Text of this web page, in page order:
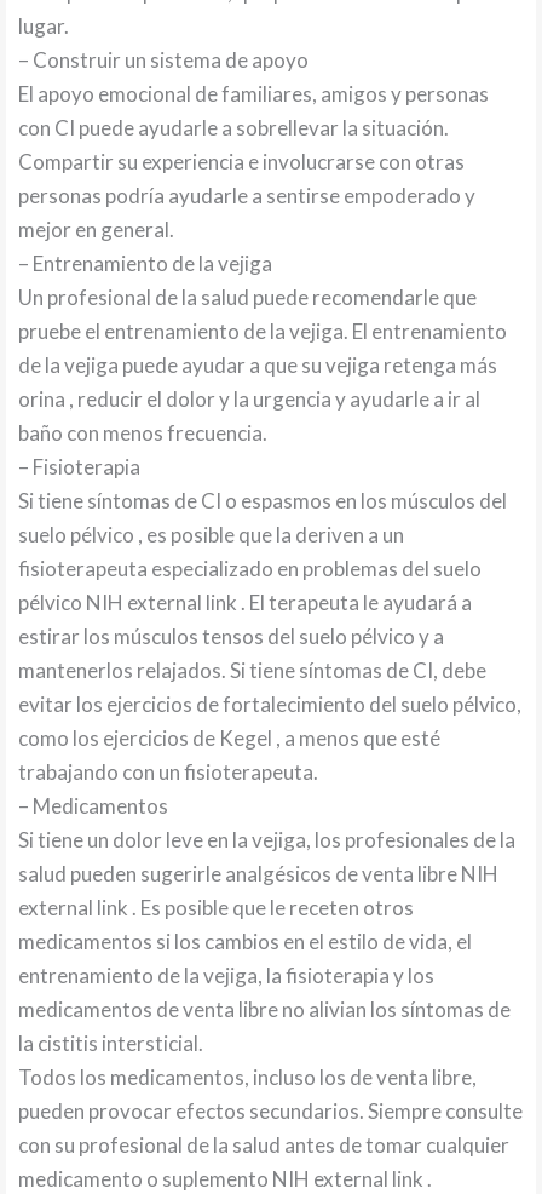
lugar.
– Construir un sistema de apoyo
El apoyo emocional de familiares, amigos y personas
con CI puede ayudarle a sobrellevar la situación.
Compartir su experiencia e involucrarse con otras
personas podría ayudarle a sentirse empoderado y
mejor en general.
– Entrenamiento de la vejiga
Un profesional de la salud puede recomendarle que
pruebe el entrenamiento de la vejiga. El entrenamiento
de la vejiga puede ayudar a que su vejiga retenga más
orina , reducir el dolor y la urgencia y ayudarle a ir al
baño con menos frecuencia.
– Fisioterapia
Si tiene síntomas de CI o espasmos en los músculos del
suelo pélvico , es posible que la deriven a un
fisioterapeuta especializado en problemas del suelo
pélvico NIH external link . El terapeuta le ayudará a
estirar los músculos tensos del suelo pélvico y a
mantenerlos relajados. Si tiene síntomas de CI, debe
evitar los ejercicios de fortalecimiento del suelo pélvico,
como los ejercicios de Kegel , a menos que esté
trabajando con un fisioterapeuta.
– Medicamentos
Si tiene un dolor leve en la vejiga, los profesionales de la
salud pueden sugerirle analgésicos de venta libre NIH
external link . Es posible que le receten otros
medicamentos si los cambios en el estilo de vida, el
entrenamiento de la vejiga, la fisioterapia y los
medicamentos de venta libre no alivian los síntomas de
la cistitis intersticial.
Todos los medicamentos, incluso los de venta libre,
pueden provocar efectos secundarios. Siempre consulte
con su profesional de la salud antes de tomar cualquier
medicamento o suplemento NIH external link .